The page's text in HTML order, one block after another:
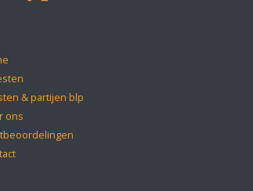
& partijen blp
ons